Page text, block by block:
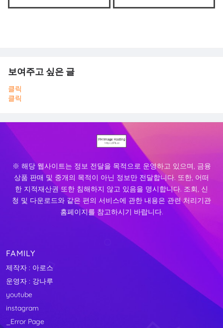
보여주고 싶은 글
클릭
클릭
※ 해당 웹사이트는 정보 전달을 목적으로 운영하고 있으며, 금융
상품 판매 및 중개의 목적이 아닌 정보만 전달합니다. 또한, 어떠
한 지적재산권 또한 침해하지 않고 있음을 명시합니다. 조회, 신
청 및 다운로드와 같은 편의 서비스에 관한 내용은 관련 처리기관
홈페이지를 참고하시기 바랍니다.
FAMILY
제작자 : 아로스
운영자 : 강나루
youtube
instagram
_Error Page